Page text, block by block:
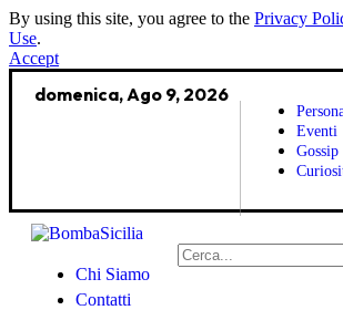
By using this site, you agree to the Privacy
Use.
Accept
domenica, Ago 9, 2026
Eventi
Gossip
Chi Siamo
Contatti